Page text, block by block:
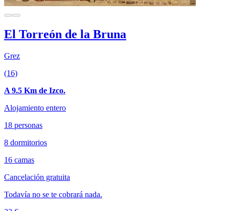
El Torreón de la Bruna
Grez
(16)
A 9.5 Km de Izco.
Alojamiento entero
18 personas
8 dormitorios
16 camas
Cancelación gratuita
Todavía no se te cobrará nada.